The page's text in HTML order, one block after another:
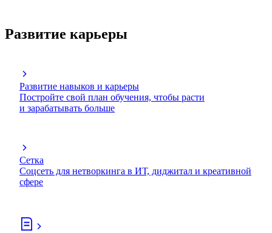
Развитие карьеры
Развитие навыков и карьеры
Постройте свой план обучения, чтобы расти
и зарабатывать больше
Сетка
Соцсеть для нетворкинга в ИТ, диджитал и креативной
сфере